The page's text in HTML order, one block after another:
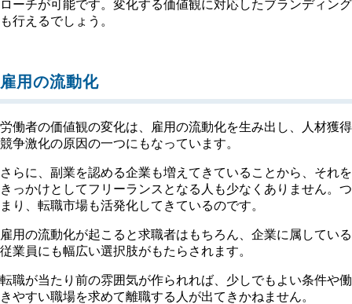
ローチが可能です。変化する価値観に対応したブランディング
も行えるでしょう。
雇用の流動化
労働者の価値観の変化は、雇用の流動化を生み出し、人材獲得
競争激化の原因の一つにもなっています。
さらに、副業を認める企業も増えてきていることから、それを
きっかけとしてフリーランスとなる人も少なくありません。つ
まり、転職市場も活発化してきているのです。
雇用の流動化が起こると求職者はもちろん、企業に属している
従業員にも幅広い選択肢がもたらされます。
転職が当たり前の雰囲気が作られれば、少しでもよい条件や働
きやすい職場を求めて離職する人が出てきかねません。